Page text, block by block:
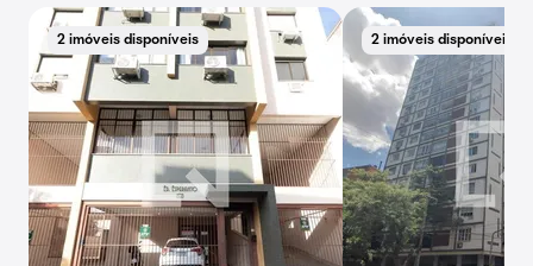
2 imóveis disponíveis 2 imóveis disponíveis